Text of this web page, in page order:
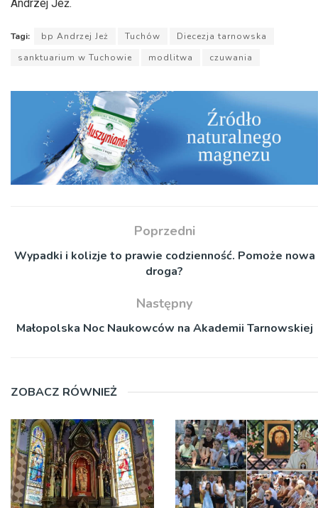
Andrzej Jeż.
Tagi: bp Andrzej Jeż Tuchów
Diecezja tarnowska
sanktuarium w Tuchowie
modlitwa czuwania
Poprzedni
Wypadki i kolizje to prawie codzienność. Pomoże nowa
droga?
Następny
Małopolska Noc Naukowców na Akademii Tarnowskiej
ZOBACZ RÓWNIEŻ